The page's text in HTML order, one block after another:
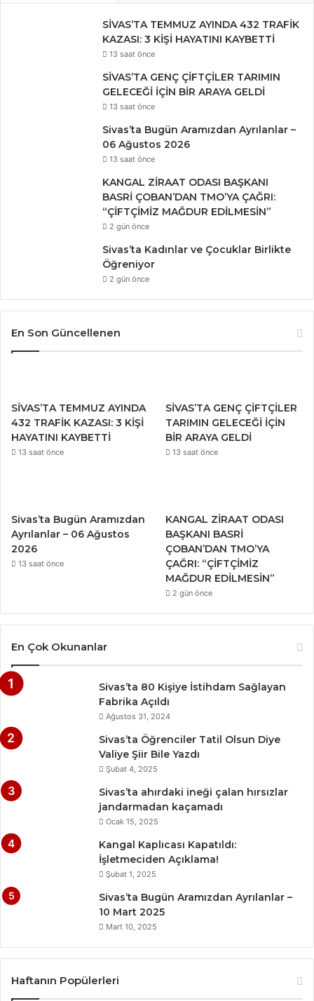
SİVAS’TA TEMMUZ AYINDA 432 TRAFİK
KAZASI: 3 KİŞİ HAYATINI KAYBETTİ
13 saat önce
SİVAS’TA GENÇ ÇİFTÇİLER TARIMIN
GELECEĞİ İÇİN BİR ARAYA GELDİ
13 saat önce
Sivas’ta Bugün Aramızdan Ayrılanlar –
06 Ağustos 2026
13 saat önce
KANGAL ZİRAAT ODASI BAŞKANI
BASRİ ÇOBAN’DAN TMO’YA ÇAĞRI:
“ÇİFTÇİMİZ MAĞDUR EDİLMESİN”
2 gün önce
Sivas’ta Kadınlar ve Çocuklar Birlikte
Öğreniyor
2 gün önce
En Son Güncellenen
SİVAS’TA TEMMUZ AYINDA
432 TRAFİK KAZASI: 3 KİŞİ
HAYATINI KAYBETTİ
13 saat önce
SİVAS’TA GENÇ ÇİFTÇİLER
TARIMIN GELECEĞİ İÇİN
BİR ARAYA GELDİ
13 saat önce
Sivas’ta Bugün Aramızdan
Ayrılanlar – 06 Ağustos
2026
13 saat önce
KANGAL ZİRAAT ODASI
BAŞKANI BASRİ
ÇOBAN’DAN TMO’YA
ÇAĞRI: “ÇİFTÇİMİZ
MAĞDUR EDİLMESİN”
2 gün önce
En Çok Okunanlar
Sivas’ta 80 Kişiye İstihdam Sağlayan
Fabrika Açıldı
Ağustos 31, 2024
Sivas’ta Öğrenciler Tatil Olsun Diye
Valiye Şiir Bile Yazdı
Şubat 4, 2025
Sivas’ta ahırdaki ineği çalan hırsızlar
jandarmadan kaçamadı
Ocak 15, 2025
Kangal Kaplıcası Kapatıldı:
İşletmeciden Açıklama!
Şubat 1, 2025
Sivas’ta Bugün Aramızdan Ayrılanlar –
10 Mart 2025
Mart 10, 2025
Haftanın Popülerleri